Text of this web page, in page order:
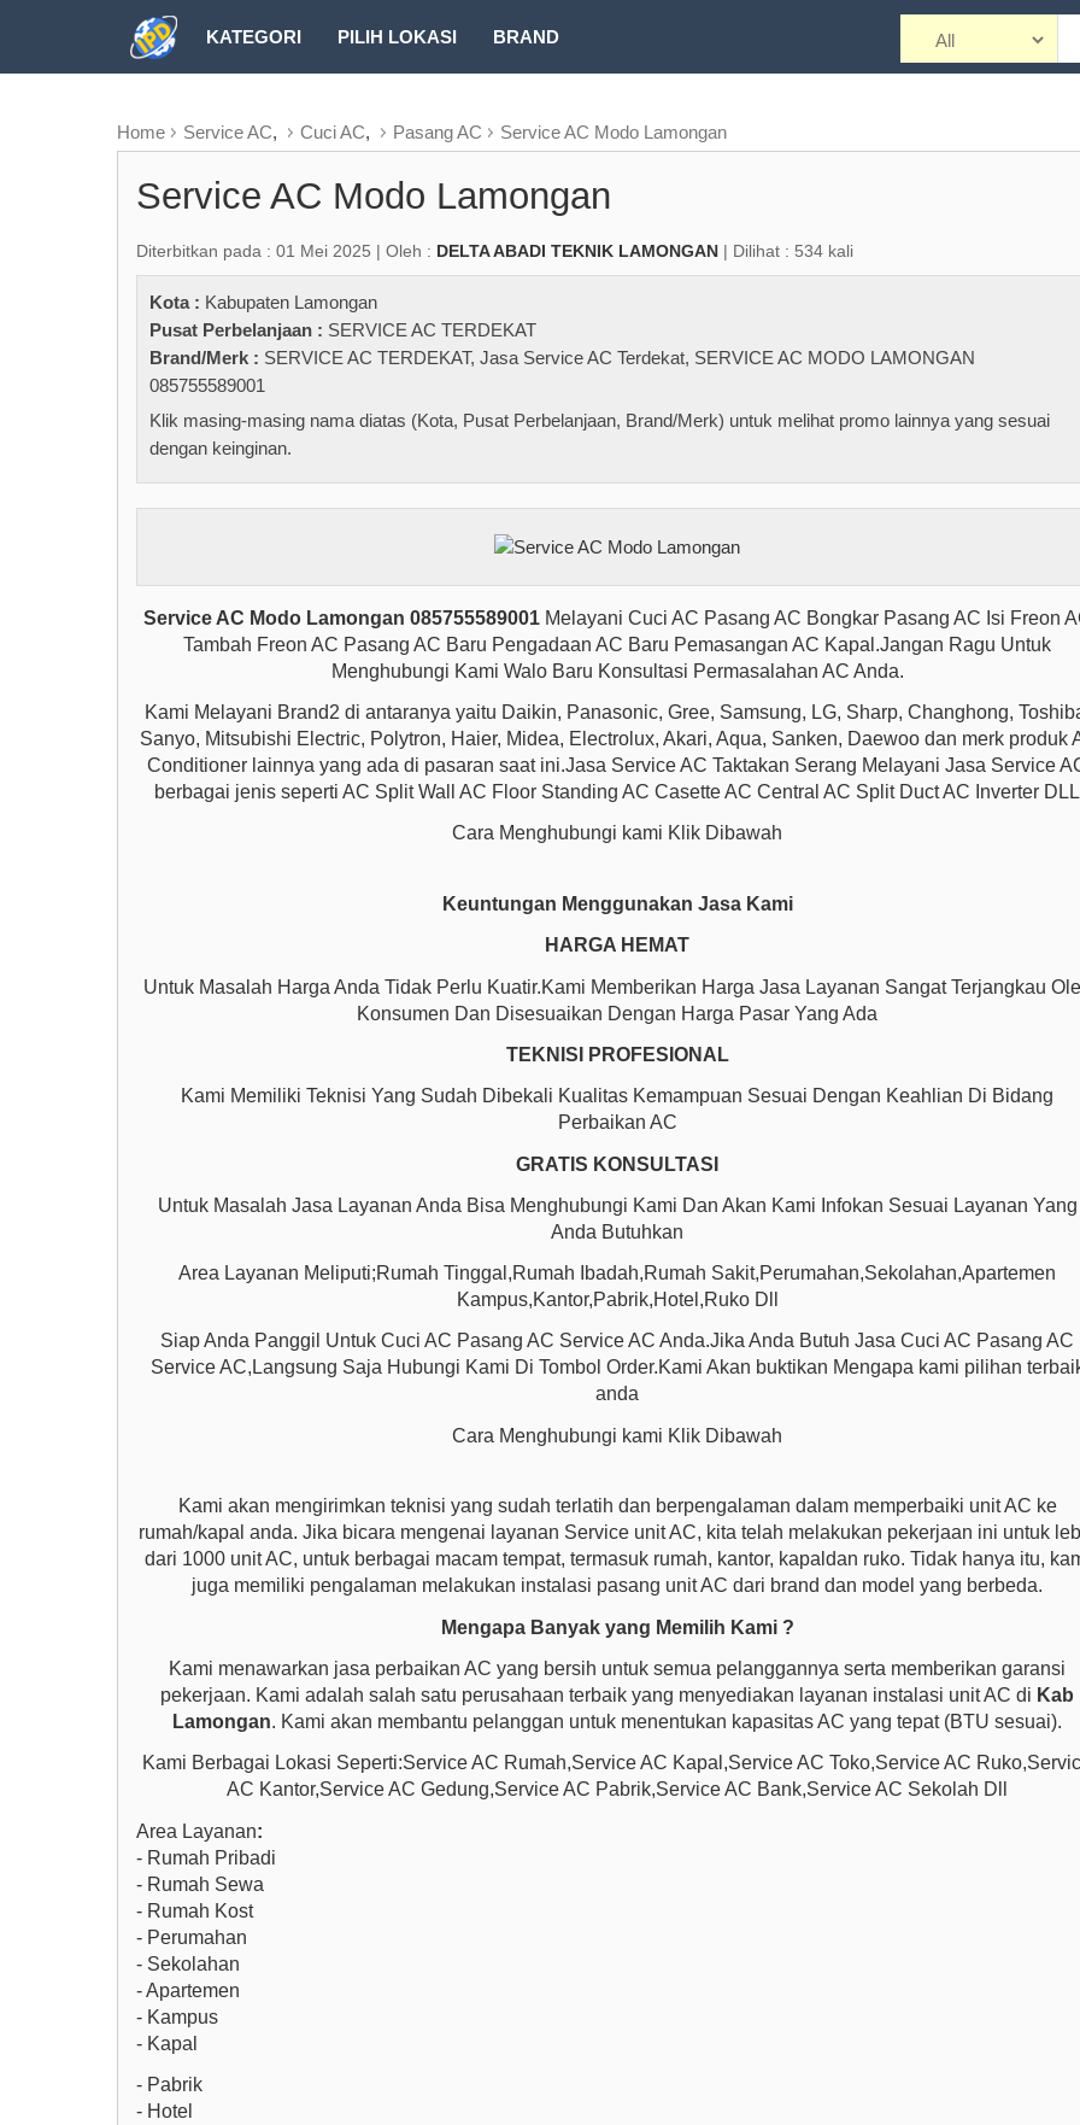
KATEGORI PILIH LOKASI BRAND
Home
Service AC, Cuci AC, Pasang AC Service AC Modo Lamongan
Service AC Modo Lamongan
Diterbitkan pada : 01 Mei 2025 | Oleh : DELTA ABADI TEKNIK LAMONGAN | Dilihat : 534 kali
Kota : Kabupaten Lamongan
Pusat Perbelanjaan : SERVICE AC TERDEKAT
Brand/Merk : SERVICE AC TERDEKAT, Jasa Service AC Terdekat, SERVICE AC MODO LAMONGAN
085755589001
Klik masing-masing nama diatas (Kota, Pusat Perbelanjaan, Brand/Merk) untuk melihat promo lainnya yang sesuai
dengan keinginan.
Service AC Modo Lamongan 085755589001 Melayani Cuci AC Pasang AC Bongkar Pasang AC Isi Freon
Tambah Freon AC Pasang AC Baru Pengadaan AC Baru Pemasangan AC Kapal.Jangan Ragu Untuk
Menghubungi Kami Walo Baru Konsultasi Permasalahan AC Anda.
Kami Melayani Brand2 di antaranya yaitu Daikin, Panasonic, Gree, Samsung, LG, Sharp, Changhong,
Sanyo, Mitsubishi Electric, Polytron, Haier, Midea, Electrolux, Akari, Aqua, Sanken, Daewoo dan merk produk
Conditioner lainnya yang ada di pasaran saat ini.Jasa Service AC Taktakan Serang Melayani Jasa Service
berbagai jenis seperti AC Split Wall AC Floor Standing AC Casette AC Central AC Split Duct AC Inverter DLL
Cara Menghubungi kami Klik Dibawah
Keuntungan Menggunakan Jasa Kami
HARGA HEMAT
Untuk Masalah Harga Anda Tidak Perlu Kuatir.Kami Memberikan Harga Jasa Layanan Sangat Terjangkau
Konsumen Dan Disesuaikan Dengan Harga Pasar Yang Ada
TEKNISI PROFESIONAL
Kami Memiliki Teknisi Yang Sudah Dibekali Kualitas Kemampuan Sesuai Dengan Keahlian Di Bidang
Perbaikan AC
GRATIS KONSULTASI
Untuk Masalah Jasa Layanan Anda Bisa Menghubungi Kami Dan Akan Kami Infokan Sesuai Layanan Yang
Anda Butuhkan
Area Layanan Meliputi;Rumah Tinggal,Rumah Ibadah,Rumah Sakit,Perumahan,Sekolahan,Apartemen
Kampus,Kantor,Pabrik,Hotel,Ruko Dll
Siap Anda Panggil Untuk Cuci AC Pasang AC Service AC Anda.Jika Anda Butuh Jasa Cuci AC Pasang AC
Service AC,Langsung Saja Hubungi Kami Di Tombol Order.Kami Akan buktikan Mengapa kami pilihan
anda
Cara Menghubungi kami Klik Dibawah
Kami akan mengirimkan teknisi yang sudah terlatih dan berpengalaman dalam memperbaiki unit AC ke
rumah/kapal anda. Jika bicara mengenai layanan Service unit AC, kita telah melakukan pekerjaan ini untuk
dari 1000 unit AC, untuk berbagai macam tempat, termasuk rumah, kantor, kapaldan ruko. Tidak hanya itu,
juga memiliki pengalaman melakukan instalasi pasang unit AC dari brand dan model yang berbeda.
Mengapa Banyak yang Memilih Kami ?
Kami menawarkan jasa perbaikan AC yang bersih untuk semua pelanggannya serta memberikan garansi
pekerjaan. Kami adalah salah satu perusahaan terbaik yang menyediakan layanan instalasi unit AC di Kab
Lamongan. Kami akan membantu pelanggan untuk menentukan kapasitas AC yang tepat (BTU sesuai).
Kami Berbagai Lokasi Seperti:Service AC Rumah,Service AC Kapal,Service AC Toko,Service AC
AC Kantor,Service AC Gedung,Service AC Pabrik,Service AC Bank,Service AC Sekolah Dll
Area Layanan:
- Rumah Pribadi
- Rumah Sewa
- Rumah Kost
- Perumahan
- Sekolahan
- Apartemen
- Kampus
- Kapal
- Pabrik
- Hotel